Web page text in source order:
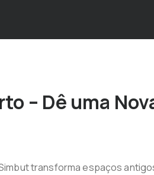
– Dê uma
transforma espaços